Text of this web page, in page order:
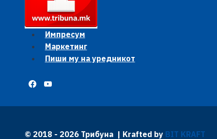
Импресум
Маркетинг
Пиши му на уредникот
© 2018 - 2026 Трибуна | Krafted by BIT KRAFT